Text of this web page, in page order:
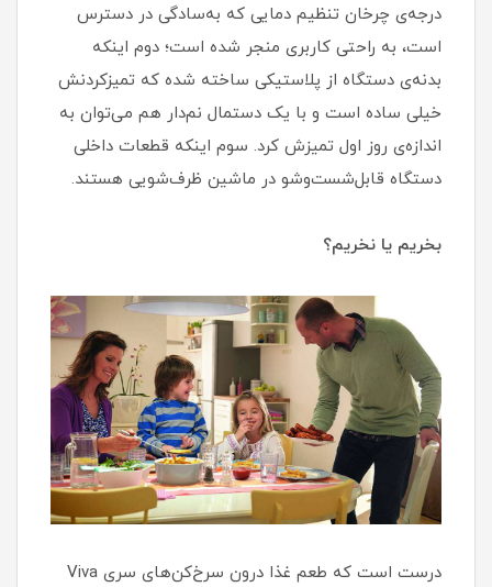
درجه‌ی چرخان تنظیم دمایی که به‌‌سادگی در دسترس
است، به راحتی کاربری منجر شده‌ است؛ دوم اینکه
بدنه‌ی دستگاه از پلاستیکی ساخته شده که تمیزکردنش
خیلی ساده‌ است و با یک دستمال نم‌دار هم می‌توان به
اندازه‌ی روز اول تمیزش کرد. سوم اینکه قطعات داخلی
دستگاه قابل‌شست‌وشو در ماشین ظرف‌شویی هستند.
بخریم یا نخریم؟
درست است که طعم غذا درون سرخ‌کن‌های سری Viva